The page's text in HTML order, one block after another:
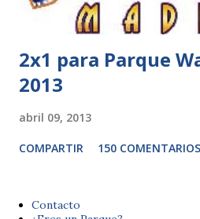
2x1 para Parque
2013
abril 09, 2013
COMPARTIR 150 COMENTARIOS
Contacto